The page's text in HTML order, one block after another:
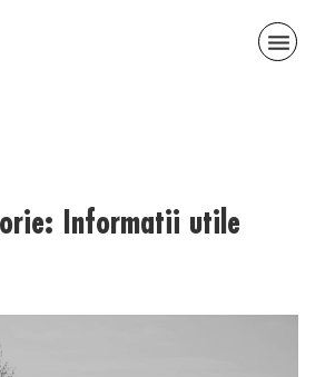
menu
Informatii utile